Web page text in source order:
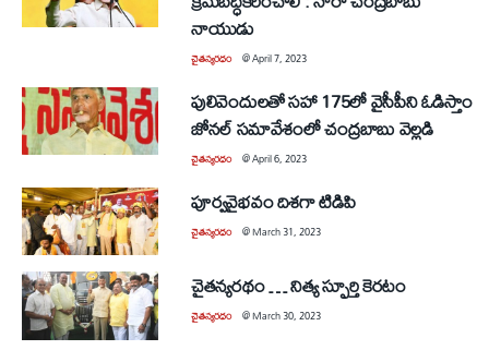
నాయుడు
చైతన్యరధం @April 7, 2023
పులివెందులతో సహా 175లో వైసీపీని ఓడిస్తాం
జోనల్ సమావేశంలో చంద్రబాబు వెల్లడి
చైతన్యరధం @April 6, 2023
పూర్వవైభవం దిశగా టిడిపి
చైతన్యరధం @March 31, 2023
చైతన్యరథం … నిత్య స్ఫూర్తి కెరటం
చైతన్యరధం @March 30, 2023